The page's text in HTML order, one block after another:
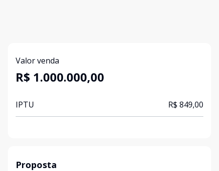
Valor venda
R$ 1.000.000,00
IPTU R$ 849,00
Proposta